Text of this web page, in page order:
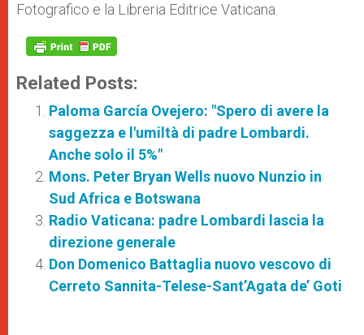
Fotografico e la Libreria Editrice Vaticana.
Related Posts:
Paloma García Ovejero: "Spero di avere la
saggezza e l'umiltà di padre Lombardi.
Anche solo il 5%"
Mons. Peter Bryan Wells nuovo Nunzio in
Sud Africa e Botswana
Radio Vaticana: padre Lombardi lascia la
direzione generale
Don Domenico Battaglia nuovo vescovo di
Cerreto Sannita-Telese-Sant’Agata de’ Goti